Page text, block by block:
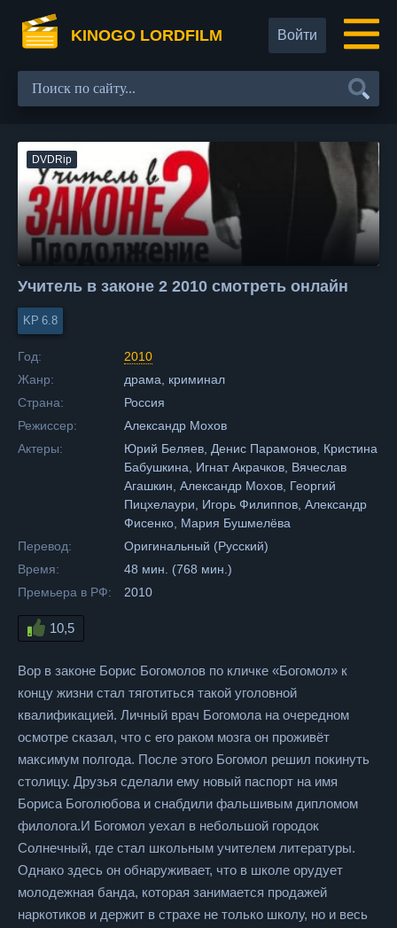
KINOGO LORDFILM Войти
DVDRip
Учитель в законе 2 2010 смотреть онлайн
6.8
Год:
2010
Жанр:
драма, криминал
Страна:
Россия
Режиссер:
Александр Мохов
Актеры:
Юрий Беляев, Денис Парамонов, Кристина
Бабушкина, Игнат Акрачков, Вячеслав
Агашкин, Александр Мохов, Георгий
Пицхелаури, Игорь Филиппов, Александр
Фисенко, Мария Бушмелёва
Перевод:
Оригинальный (Русский)
Время:
48 мин. (768 мин.)
Премьера в РФ:
2010
10,5
Вор в законе Борис Богомолов по кличке «Богомол» к
концу жизни стал тяготиться такой уголовной
квалификацией. Личный врач Богомола на очередном
осмотре сказал, что с его раком мозга он проживёт
максимум полгода. После этого Богомол решил покинуть
столицу. Друзья сделали ему новый паспорт на имя
Бориса Боголюбова и снабдили фальшивым дипломом
филолога.И Богомол уехал в небольшой городок
Солнечный, где стал школьным учителем литературы.
Однако здесь он обнаруживает, что в школе орудует
молодежная банда, которая занимается продажей
наркотиков и держит в страхе не только школу, но и весь